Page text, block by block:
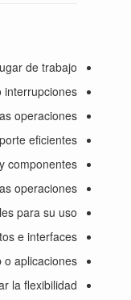
de trabajo.
operaciones.
eficientes.
componentes.
operaciones.
para su uso.
e interfaces.
aplicaciones.
la flexibilidad.